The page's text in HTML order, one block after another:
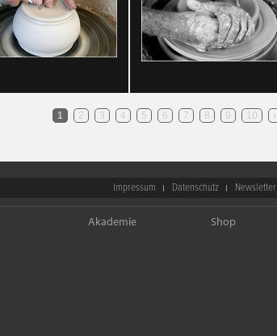
1 2 3 4 5 6 7 8 9 10 ›
Impressum Datenschutz Newsletter
Akademie Shop